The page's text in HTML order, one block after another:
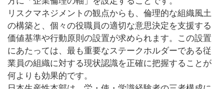
リスクマネジメントの観点からも、倫理的な組織風土
の構築と、個々の役職員の適切な意思決定を支援する
価値基準や行動原則の設置が求められます。この設置
にあたっては、最も重要なステークホルダーである従
業員の組織に対する現状認識を正確に把握することが
何よりも効果的です。